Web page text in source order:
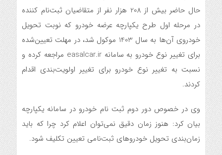
حال حاضر بیش از 208 هزار نفر از متقاضیان ثبت‌نام کننده
در مرحله اول طرح یکپارچه عرضه خودرو که نوبت تحویل
خودروی آن‌ها به سال 1403 موکول شد، در مهلت تعیین‌شده
برای تغییر نوع خودرو به سامانه easalcar.ir مراجعه کرده و
نسبت به تغییر نوع خودرو برای تغییر اولویت‌بندی اقدام
کردند.
وی در خصوص دور دوم ثبت نام خودرو در سامانه یکپارچه
بیان کرد: هنوز زمان دقیق نمی‌توان اعلام کرد چرا که باید
زمان‌بندی تحویل خودروهای ثبت‌نامی تعیین تکلیف شود.